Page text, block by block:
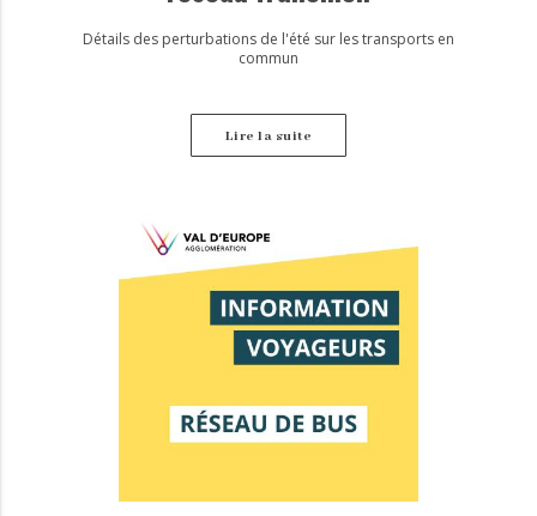
Détails des perturbations de l'été sur les transports en
commun
Lire la suite